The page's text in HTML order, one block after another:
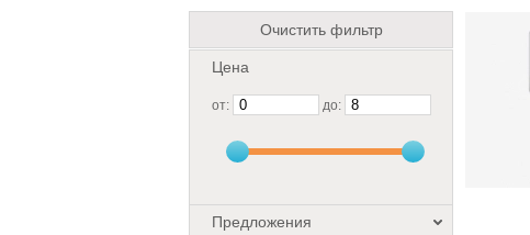
Очистить фильтр
Цена
от: до:
Предложения